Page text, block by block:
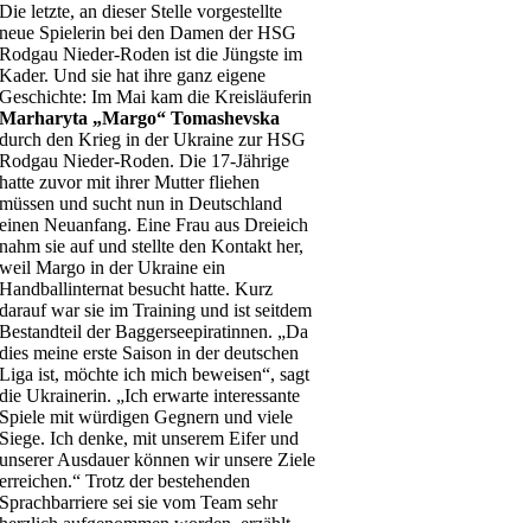
Die letzte, an dieser Stelle vorgestellte
neue Spielerin bei den Damen der HSG
Rodgau Nieder-Roden ist die Jüngste im
Kader. Und sie hat ihre ganz eigene
Geschichte: Im Mai kam die Kreisläuferin
Marharyta „Margo“ Tomashevska
durch den Krieg in der Ukraine zur HSG
Rodgau Nieder-Roden. Die 17-Jährige
hatte zuvor mit ihrer Mutter fliehen
müssen und sucht nun in Deutschland
einen Neuanfang. Eine Frau aus Dreieich
nahm sie auf und stellte den Kontakt her,
weil Margo in der Ukraine ein
Handballinternat besucht hatte. Kurz
darauf war sie im Training und ist seitdem
Bestandteil der Baggerseepiratinnen. „Da
dies meine erste Saison in der deutschen
Liga ist, möchte ich mich beweisen“, sagt
die Ukrainerin. „Ich erwarte interessante
Spiele mit würdigen Gegnern und viele
Siege. Ich denke, mit unserem Eifer und
unserer Ausdauer können wir unsere Ziele
erreichen.“ Trotz der bestehenden
Sprachbarriere sei sie vom Team sehr